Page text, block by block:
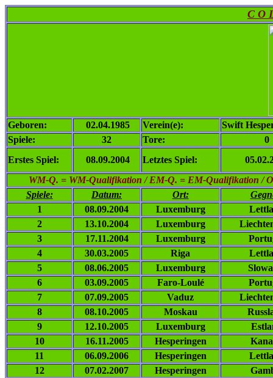
C O
Geboren: 02.04.1985 Verein(e):
Swift
Spiele:
32 Tore:
0
Erstes Spiel:
08.09.2004 Letztes Spiel:
WM-Q. = WM-Qualifikation / EM-Q. = EM-Qualifikation /
Spiele:
Datum: Ort:
1
08.09.2004 Luxemburg
2
13.10.2004 Luxemburg
3
17.11.2004 Luxemburg
4
30.03.2005 Riga
5
08.06.2005 Luxemburg
6
03.09.2005 Faro-Loulé
7
07.09.2005 Vaduz
8
08.10.2005 Moskau
9
12.10.2005 Luxemburg
10
16.11.2005 Hesperingen
11
06.09.2006 Hesperingen
12
07.02.2007 Hesperingen